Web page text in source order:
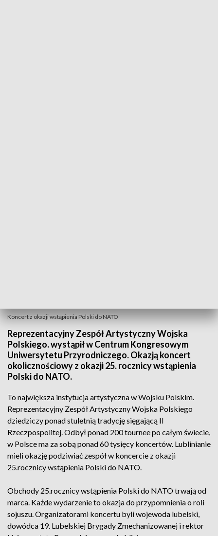
Koncert z okazji wstąpienia Polski do NATO
Reprezentacyjny Zespół Artystyczny Wojska
Polskiego. wystąpił w Centrum Kongresowym
Uniwersytetu Przyrodniczego. Okazją koncert
okolicznościowy z okazji 25. rocznicy wstąpienia
Polski do NATO.
To największa instytucja artystyczna w Wojsku Polskim.
Reprezentacyjny Zespół Artystyczny Wojska Polskiego
dziedziczy ponad stuletnią tradycję sięgającą II
Rzeczpospolitej. Odbył ponad 200 tournee po całym świecie,
w Polsce ma za sobą ponad 60 tysięcy koncertów. Lublinianie
mieli okazję podziwiać zespół w koncercie z okazji
25.rocznicy wstąpienia Polski do NATO.
Obchody 25.rocznicy wstąpienia Polski do NATO trwają od
marca. Każde wydarzenie to okazja do przypomnienia o roli
sojuszu. Organizatorami koncertu byli wojewoda lubelski,
dowódca 19. Lubelskiej Brygady Zmechanizowanej i rektor